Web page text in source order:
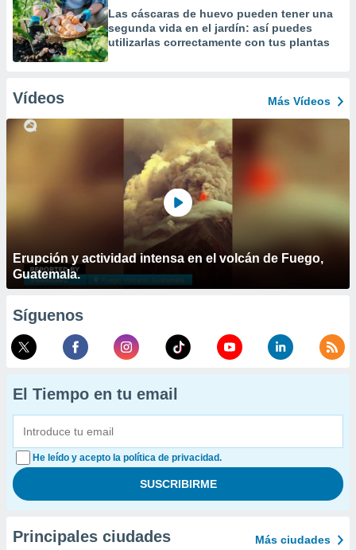
Las cáscaras de huevo pueden tener una
segunda vida en el jardín: así puedes
utilizarlas correctamente con tus plantas
Vídeos Más Vídeos
Erupción y actividad intensa en el volcán de Fuego,
Guatemala.
Síguenos
El Tiempo en tu email
He leído y acepto la política de privacidad.
Principales ciudades Más ciudades